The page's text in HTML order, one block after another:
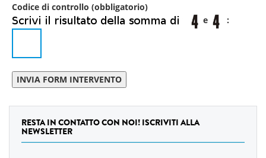
Codice di controllo (obbligatorio)
e
:
RESTA IN CONTATTO CON NOI! ISCRIVITI ALLA
NEWSLETTER